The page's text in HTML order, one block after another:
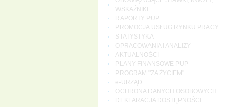
WSKAŹNIKI
RAPORTY PUP
PROMOCJA USŁUG RYNKU PRACY
STATYSTYKA
OPRACOWANIA I ANALIZY
AKTUALNOŚCI
PLANY FINANSOWE PUP
PROGRAM "ZA ŻYCIEM"
e-URZĄD
OCHRONA DANYCH OSOBOWYCH
DEKLARACJA DOSTĘPNOŚCI